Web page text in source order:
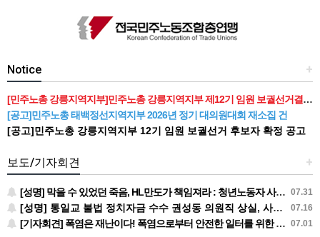
+
Notice
[민주노총 강릉지역지부]민주노총 강릉지역지부 제12기 임원 보궐선거결과 공고
[공고]민주노총 태백정선지역지부 2026년 정기 대의원대회 재소집 건
[공고]민주노총 강릉지역지부 12기 임원 보궐선거 후보자 확정 공고
+
보도/기자회견
07.31
[성명] 막을 수 있었던 죽음, HL만도가 책임져라 : 청년노동자 사망사고의 철저한 진상규명과 재발방지 대책 마련하라
07.16
[성명] 통일교 불법 정치자금 수수 권성동 의원직 상실, 사필귀정이다
07.01
[기자회견] 폭염은 재난이다! 폭염으로부터 안전한 일터를 위한 민주노총 강원지역본부 폭염감시단 선포 기자회견